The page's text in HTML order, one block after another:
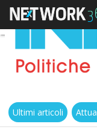
Ultimi articoli